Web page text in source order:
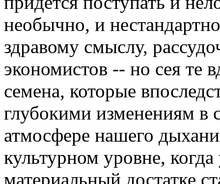
необычно, и
здравому смыслу,
экономистов -- но сея те
семена, которые
глубокими изменениям в
атмосфере нашего
культурном уровне,
материальный достатке